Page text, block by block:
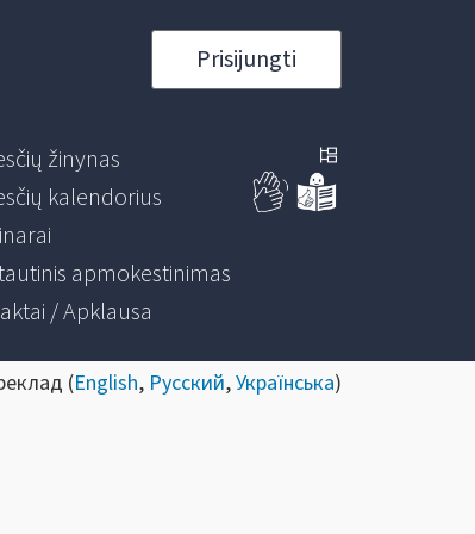
Prisijungti
žinynas
kalendorius
apmokestinimas
/ Apklausa
(English, Русский,Українська)